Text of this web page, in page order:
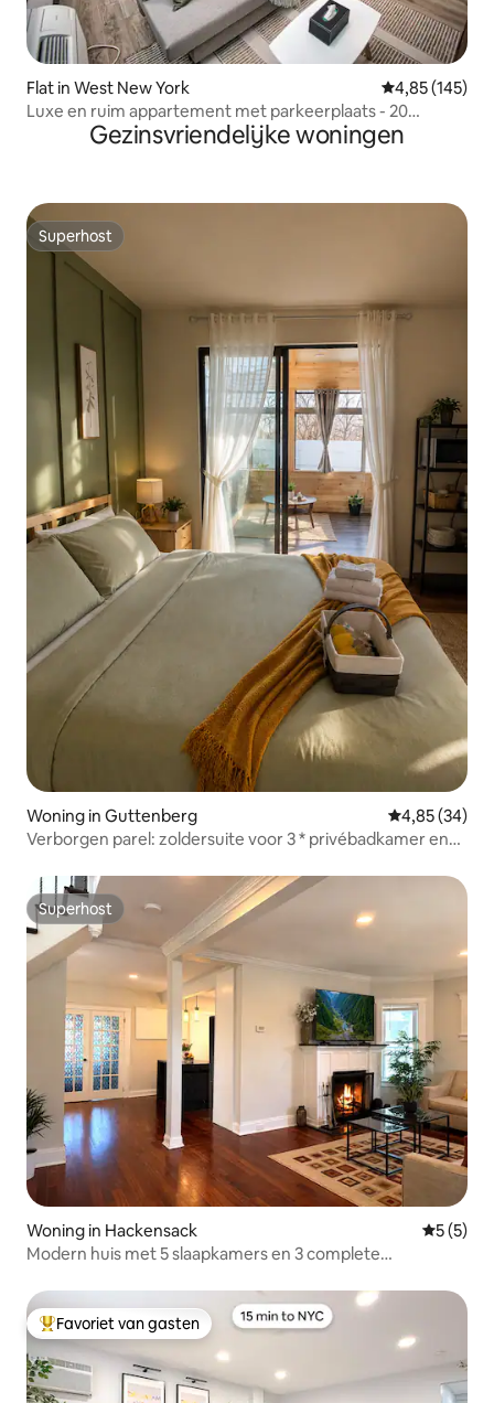
Flat in West New York Gemiddelde
4,85 (145)
Luxe en ruim appartement met parkeerplaats - 20
minuten naar NYC
Gezinsvriendelijke woningen
Superhost
Superhost
Woning in Guttenberg Gemiddelde
4,85 (34)
Verborgen parel: zoldersuite voor 3 * privébadkamer en
Superhost
Superhost
Woning in Hackensack
5 (5)
Modern huis met 5 slaapkamers en 3 complete
Topfavoriet van gasten
Favoriet van gasten